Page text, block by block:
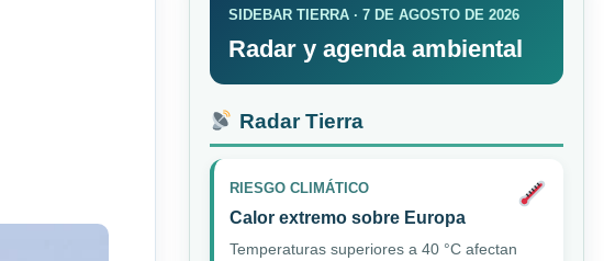
SIDEBAR TIERRA · 7 DE AGOSTO DE 2026
Radar y agenda ambiental
Radar Tierra
RIESGO CLIMÁTICO
Calor extremo sobre Europa
Temperaturas superiores a 40 °C afectan